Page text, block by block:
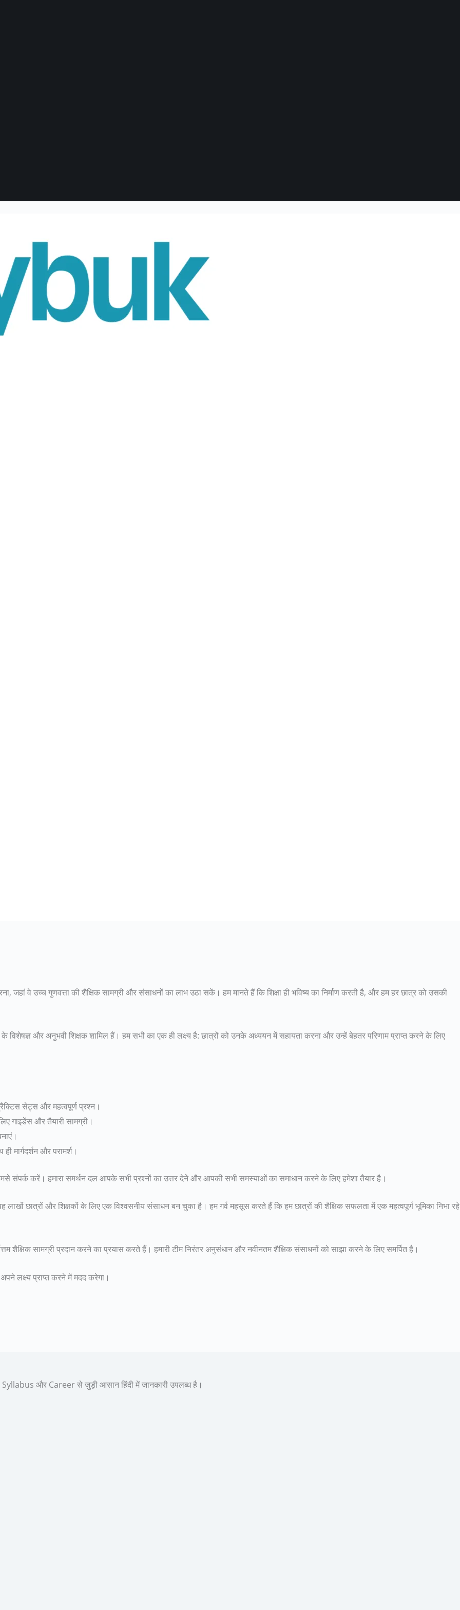
जहां वे उच्च गुणवत्ता की शैक्षिक सामग्री और संसाधनों का लाभ उठा सकें। हम मानते हैं कि शिक्षा ही भविष्य का निर्माण करती है, और हम हर छात्र को उसकी
के विशेषज्ञ और अनुभवी शिक्षक शामिल हैं। हम सभी का एक ही लक्ष्य है: छात्रों को उनके अध्ययन में सहायता करना और उन्हें बेहतर परिणाम प्राप्त करने के लिए
सेट्स और महत्वपूर्ण प्रश्न।
गाइडेंस और तैयारी सामग्री।
मार्गदर्शन और परामर्श।
संपर्क करें। हमारा समर्थन दल आपके सभी प्रश्नों का उत्तर देने और आपकी सभी समस्याओं का समाधान करने के लिए हमेशा तैयार है।
छात्रों और शिक्षकों के लिए एक विश्वसनीय संसाधन बन चुका है। हम गर्व महसूस करते हैं कि हम छात्रों की शैक्षिक सफलता में एक महत्वपूर्ण भूमिका निभा रहे
शैक्षिक सामग्री प्रदान करने का प्रयास करते हैं। हमारी टीम निरंतर अनुसंधान और नवीनतम शैक्षिक संसाधनों को साझा करने के लिए समर्पित है।
लक्ष्य प्राप्त करने में मदद करेगा।
और Career से जुड़ी आसान हिंदी में जानकारी उपलब्ध है।